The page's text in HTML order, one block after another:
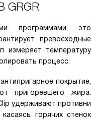
GRGR
программами, это
превосходные
измеряет температуру
процесс.
покрытие,
пригоревшего жира.
удерживают противни
горячих стенок